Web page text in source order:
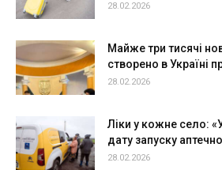
28.02.2026
Майже три тисячі
створено в Україні
28.02.2026
Ліки у кожне село:
дату запуску
28.02.2026